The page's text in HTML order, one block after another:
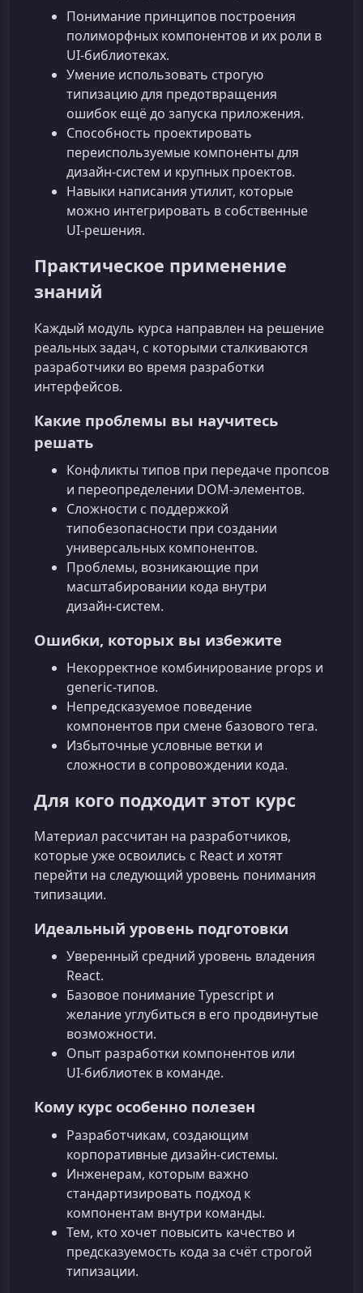
Понимание принципов построения
полиморфных компонентов и их роли в
UI‑библиотеках.
Умение использовать строгую
типизацию для предотвращения
ошибок ещё до запуска приложения.
Способность проектировать
переиспользуемые компоненты для
дизайн‑систем и крупных проектов.
Навыки написания утилит, которые
можно интегрировать в собственные
UI‑решения.
Практическое применение
знаний
Каждый модуль курса направлен на решение
реальных задач, с которыми сталкиваются
разработчики во время разработки
интерфейсов.
Какие проблемы вы научитесь
решать
Конфликты типов при передаче пропсов
и переопределении DOM‑элементов.
Сложности с поддержкой
типобезопасности при создании
универсальных компонентов.
Проблемы, возникающие при
масштабировании кода внутри
дизайн‑систем.
Ошибки, которых вы избежите
Некорректное комбинирование props и
generic‑типов.
Непредсказуемое поведение
компонентов при смене базового тега.
Избыточные условные ветки и
сложности в сопровождении кода.
Для кого подходит этот курс
Материал рассчитан на разработчиков,
которые уже освоились с React и хотят
перейти на следующий уровень понимания
типизации.
Идеальный уровень подготовки
Уверенный средний уровень владения
React.
Базовое понимание Typescript и
желание углубиться в его продвинутые
возможности.
Опыт разработки компонентов или
UI‑библиотек в команде.
Кому курс особенно полезен
Разработчикам, создающим
корпоративные дизайн‑системы.
Инженерам, которым важно
стандартизировать подход к
компонентам внутри команды.
Тем, кто хочет повысить качество и
предсказуемость кода за счёт строгой
типизации.